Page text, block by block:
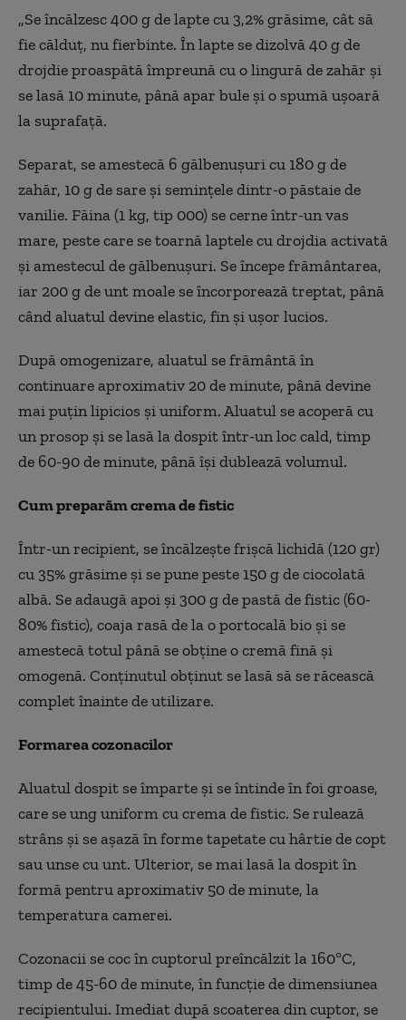
„Seîncălzesc 400 g de lapte cu 3,2% grăsime, cât să
fie călduț, nu fierbinte. În lapte se dizolvă 40 g de
drojdie proaspătăîmpreună cu o lingură de zahăr și
se lasă 10 minute, până apar bule și o spumă ușoară
la suprafață.
Separat, se amestecă 6 gălbenușuri cu 180 g de
zahăr, 10 g de sare și semințele dintr-o păstaie de
vanilie. Făina (1 kg, tip 000) se cerneîntr-un vas
mare, peste care se toarnă laptele cu drojdia activată
și amestecul de gălbenușuri. Seîncepe frământarea,
iar 200 g de unt moale se încorporează treptat, până
când aluatul devine elastic, fin și ușor lucios.
După omogenizare, aluatul se frământăîn
continuare aproximativ 20 de minute, până devine
mai puțin lipicios și uniform.Aluatul se acoperă cu
un prosop și se lasă la dospitîntr-un loc cald, timp
de 60-90 de minute, pânăîși dublează volumul.
Cum preparăm crema de fistic
Într-un recipient, seîncălzește frișcă lichidă (120 gr)
cu 35% grăsime și se pune peste 150 g de ciocolată
albă. Se adaugă apoi și 300 g de pastă de fistic (60-
80% fistic), coaja rasă de la o portocală bio și se
amestecă totulpână se obține o cremă fină și
omogenă. Conținutul obținut se lasă să se răcească
completînainte de utilizare.
Formarea cozonacilor
Aluatul dospit se împarte și seîntinde în foi groase,
care se ung uniform cu crema de fistic. Se rulează
strâns și se așazăîn forme tapetate cu hârtie de copt
sau unse cu unt. Ulterior, se mai lasă la dospitîn
formă pentru aproximativ 50 de minute, la
temperatura camerei.
Cozonacii se cocîn cuptorul preîncălzit la 160°C,
timp de 45-60 de minute, în funcție de dimensiunea
recipientului. Imediat după scoaterea din cuptor, se